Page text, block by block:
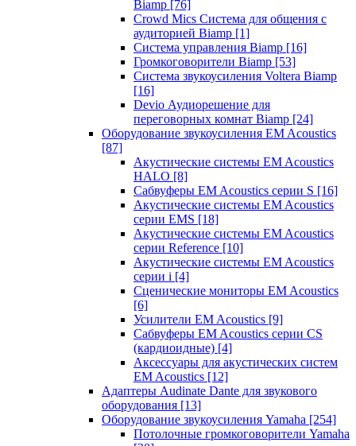
Biamp [76]
Crowd Mics Система для общения с
аудиторией Biamp [1]
Система управления Biamp [16]
Громкоговорители Biamp [53]
Система звукоусиления Voltera Biamp
[16]
Devio Аудиорешение для
переговорных комнат Biamp [24]
Оборудование звукоусиления EM Acoustics
[87]
Акустические системы EM Acoustics
HALO [8]
Сабвуферы EM Acoustics серии S [16]
Акустические системы EM Acoustics
серии EMS [18]
Акустические системы EM Acoustics
серии Reference [10]
Акустические системы EM Acoustics
серии i [4]
Сценические мониторы EM Acoustics
[6]
Усилители EM Acoustics [9]
Сабвуферы EM Acoustics серии CS
(кардиоидные) [4]
Аксессуары для акустических систем
EM Acoustics [12]
Адаптеры Audinate Dante для звукового
оборудования [13]
Оборудование звукоусиления Yamaha [254]
Потолочные громкоговорители Yamaha